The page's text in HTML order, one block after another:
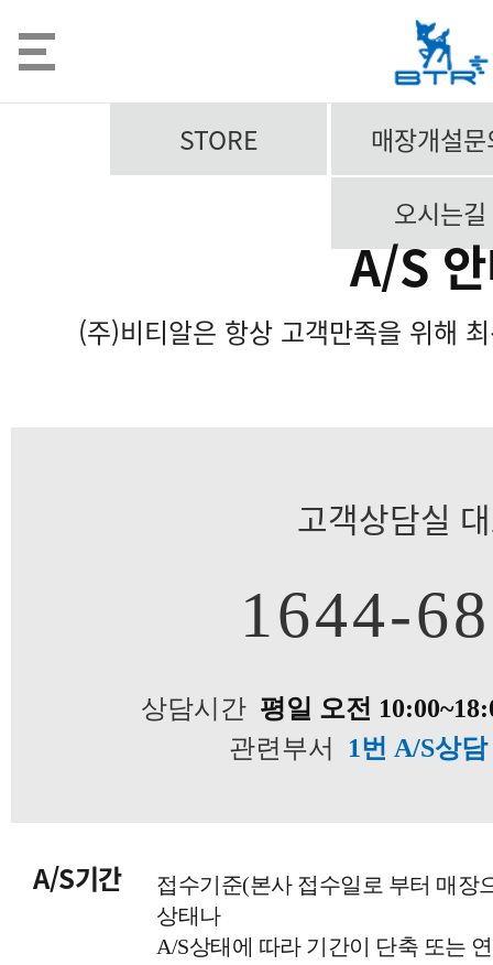
STORE
매장개설
오시는길
A/S
(주)비티알은 항상 고객만족을 위해
고객상담실
1644-
상담시간 평일 오전
관련부서 1번 A/S상
A/S기간
접수기준(본사 접수일로 부터 매장
상태나
A/S상태에 따라 기간이 단축 또는